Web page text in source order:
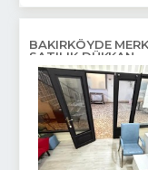
BAKIRKÖYDE
SATILIK DÜKKAN